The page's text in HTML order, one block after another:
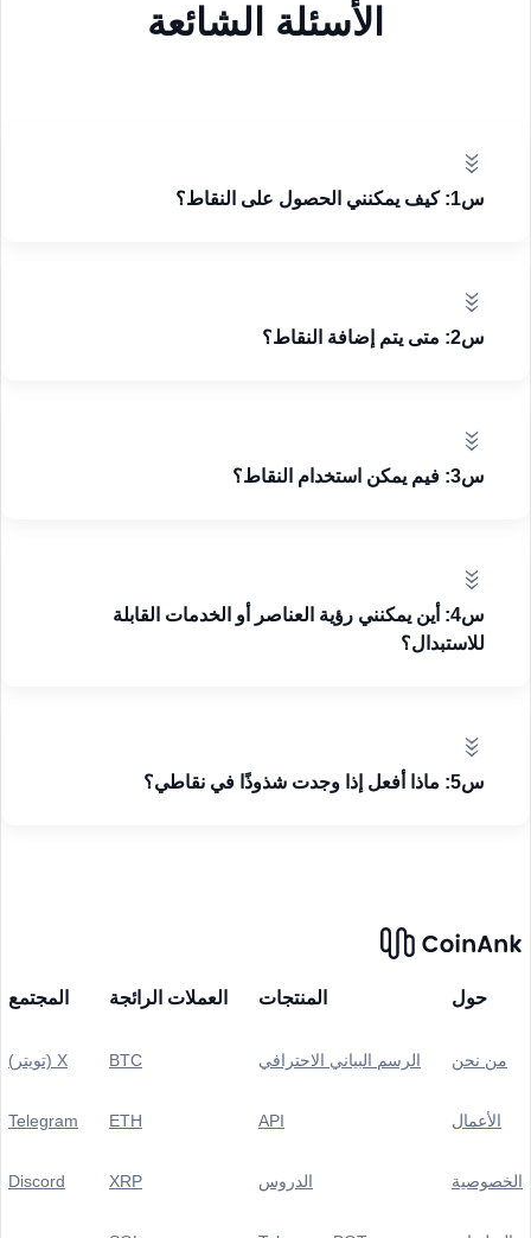
مؤشر مستويات التصفية. يقوم
الأسئلة الشائعة
س1: كيف يمكنني الحصول على النقاط؟
س2: متى يتم إضافة النقاط؟
س3: فيم يمكن استخدام النقاط؟
س4: أين يمكنني رؤية العناصر أو الخدمات القابلة
للاستبدال؟
س5: ماذا أفعل إذا وجدت شذوذًا في نقاطي؟
حول
من نحن
الأعمال
الخصوصية
المنتجات
الرسم البياني الاحترافي
API
الدروس
العملات الرائجة
BTC
ETH
XRP
المجتمع
X (تويتر)
Telegram
Discord